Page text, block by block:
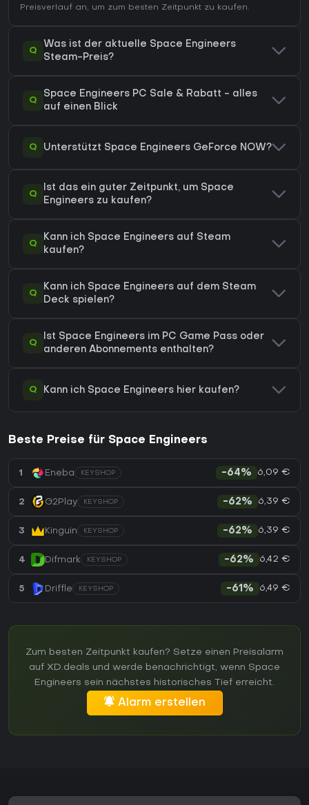
Preisverlauf an, um zum besten Zeitpunkt zu kaufen.
Q
Was ist der aktuelle Space Engineers
Steam-Preis?
Q
Space Engineers PC Sale & Rabatt - alles
auf einen Blick
Q Unterstützt Space Engineers GeForce NOW?
Q
Ist das ein guter Zeitpunkt, um Space
Engineers zu kaufen?
Q
Kann ich Space Engineers auf Steam
kaufen?
Q
Kann ich Space Engineers auf dem Steam
Deck spielen?
Q
Ist Space Engineers im PC Game Pass oder
anderen Abonnements enthalten?
Q Kann ich Space Engineers hier kaufen?
Beste Preise für Space Engineers
1 Eneba KEYSHOP -64% 6,09 €
2 G2Play KEYSHOP -62% 6,39 €
3 Kinguin KEYSHOP -62% 6,39 €
4 Difmark KEYSHOP -62% 6,42 €
5 Driffle KEYSHOP -61% 6,49 €
Zum besten Zeitpunkt kaufen? Setze einen Preisalarm
auf XD.deals und werde benachrichtigt, wenn Space
Engineers sein nächstes historisches Tief erreicht.
Alarm erstellen